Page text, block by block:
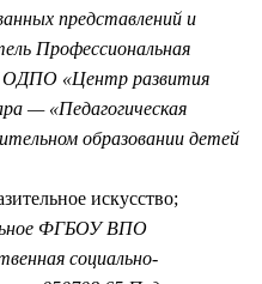
представлений и
Профессиональная
ОДПО «Центр развития
— «Педагогическая
образовании детей
искусство;
ФГБОУ ВПО
социально-